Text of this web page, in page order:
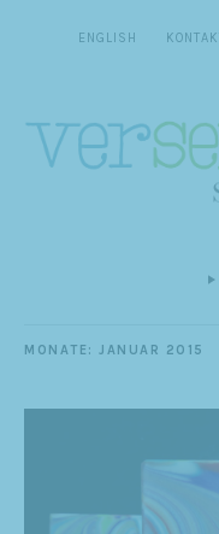
ENGLISH
MONATE: JANUAR 2015